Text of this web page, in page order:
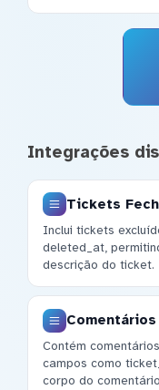
Integrações
Tickets
Inclui tickets
deleted_at,
descrição do ticket.
Contém
campos como
corpo do